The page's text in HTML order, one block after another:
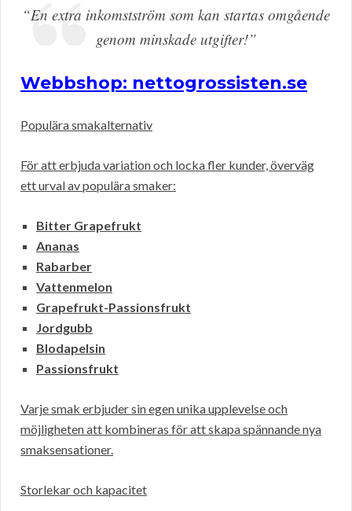
“En extra inkomstström som kan startas omgående
genom minskade utgifter!”
Webbshop: nettogrossisten.se
Populära smakalternativ
För att erbjuda variation och locka fler kunder, överväg
ett urval av populära smaker:
Bitter Grapefrukt
Ananas
Rabarber
Vattenmelon
Grapefrukt-Passionsfrukt
Jordgubb
Blodapelsin
Passionsfrukt
Varje smak erbjuder sin egen unika upplevelse och
möjligheten att kombineras för att skapa spännande nya
smaksensationer.
Storlekar och kapacitet